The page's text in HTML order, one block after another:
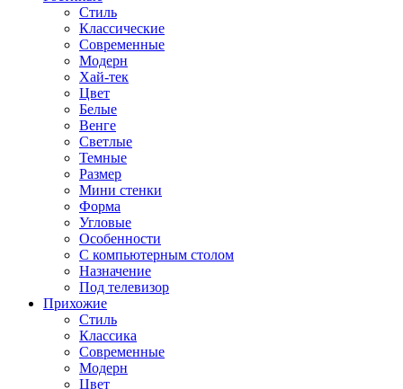
Стиль
Классические
Современные
Модерн
Хай-тек
Цвет
Белые
Венге
Светлые
Темные
Размер
Мини стенки
Форма
Угловые
Особенности
С компьютерным столом
Назначение
Под телевизор
Прихожие
Стиль
Классика
Современные
Модерн
Цвет